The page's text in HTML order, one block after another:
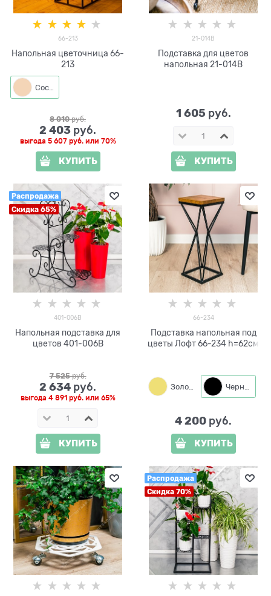
66-213
Напольная цветочница 66-
213
8 010 руб.
2 403 руб.
выгода 5 607 руб.или 70%
КУПИТЬ
21-014B
Подставка для цветов
напольная 21-014B
1 605 руб.
КУПИТЬ
Распродажа
Скидка 65%
401-006B
Напольная подставка для
цветов 401-006B
7 525 руб.
2 634 руб.
выгода 4 891 руб.или 65%
КУПИТЬ
66-234
Подставка напольная под
цветы Лофт 66-234 h=62см
4 200 руб.
КУПИТЬ
Распродажа
Скидка 70%